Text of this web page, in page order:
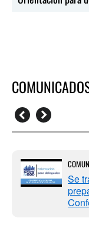
Se